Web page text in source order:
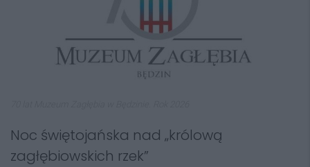
Noc świętojańska nad „królową
zagłębiowskich rzek”